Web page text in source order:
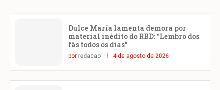
Dulce María lamenta demora por
material inédito do RBD: “Lembro dos
fãs todos os dias”
por redacao 4 de agosto de 2026